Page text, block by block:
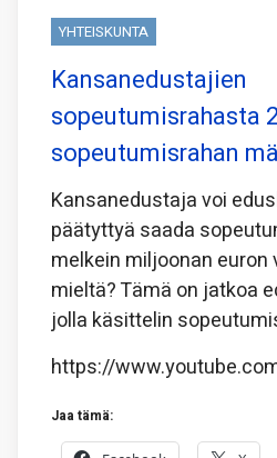
YHTEISKUNTA
Kansanedustajien
sopeutumisrahasta
sopeutumisrahan
Kansanedustaja voi
päätyttyä saada
melkein miljoonan euron
mieltä? Tämä on jatkoa
jolla käsittelin
https://
Jaa tämä: